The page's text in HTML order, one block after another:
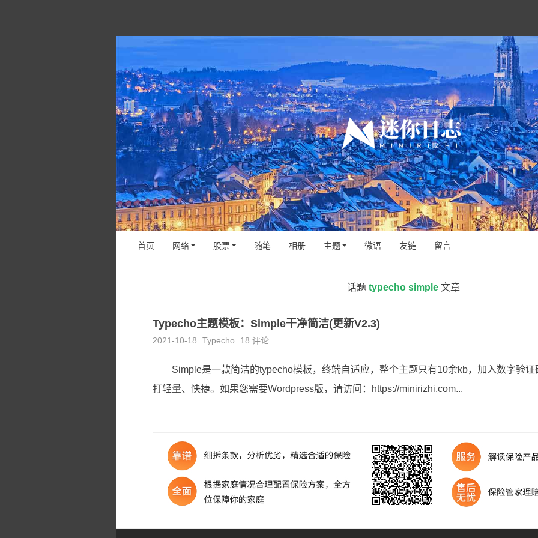
首页 网络 股票 随笔 相册 主题 微语 友链 留言
话题 typecho simple 文章
Typecho主题模板：Simple干净简洁(更新V2.3)
2021-10-18 Typecho 18 评论
Simple是一款简洁的typecho模板，终端自适应，整个主题只有10余kb，加入数字验证
打轻量、快捷。如果您需要Wordpress版，请访问：https://minirizhi.com...